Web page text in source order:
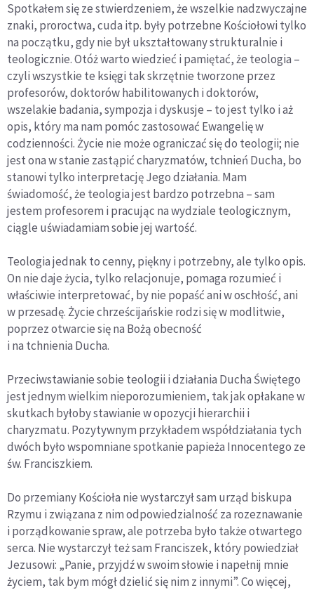
Spotkałem się ze stwierdzeniem, że wszelkie nadzwyczajne
znaki, proroctwa, cuda itp. były potrzebne Kościołowi tylko
na początku, gdy nie był ukształtowany strukturalnie i
teologicznie. Otóż warto wiedzieć i pamiętać, że teologia –
czyli wszystkie te księgi tak skrzętnie tworzone przez
profesorów, doktorów habilitowanych i doktorów,
wszelakie badania, sympozja i dyskusje – to jest tylko i aż
opis, który ma nam pomóc zastosować Ewangelię w
codzienności. Życie nie może ograniczać się do teologii; nie
jest ona w stanie zastąpić charyzmatów, tchnień Ducha, bo
stanowi tylko interpretację Jego działania. Mam
świadomość, że teologia jest bardzo potrzebna – sam
jestem profesorem i pracując na wydziale teologicznym,
ciągle uświadamiam sobie jej wartość.
Teologia jednak to cenny, piękny i potrzebny, ale tylko opis.
On nie daje życia, tylko relacjonuje, pomaga rozumieć i
właściwie interpretować, by nie popaść ani w oschłość, ani
w przesadę. Życie chrześcijańskie rodzi się w modlitwie,
poprzez otwarcie się na Bożą obecność
i na tchnienia Ducha.
Przeciwstawianie sobie teologii i działania Ducha Świętego
jest jednym wielkim nieporozumieniem, tak jak opłakane w
skutkach byłoby stawianie w opozycji hierarchii i
charyzmatu. Pozytywnym przykładem współdziałania tych
dwóch było wspomniane spotkanie papieża Innocentego ze
św. Franciszkiem.
Do przemiany Kościoła nie wystarczył sam urząd biskupa
Rzymu i związana z nim odpowiedzialność za rozeznawanie
i porządkowanie spraw, ale potrzeba było także otwartego
serca. Nie wystarczył też sam Franciszek, który powiedział
Jezusowi: „Panie, przyjdź w swoim słowie i napełnij mnie
życiem, tak bym mógł dzielić się nim z innymi”. Co więcej,